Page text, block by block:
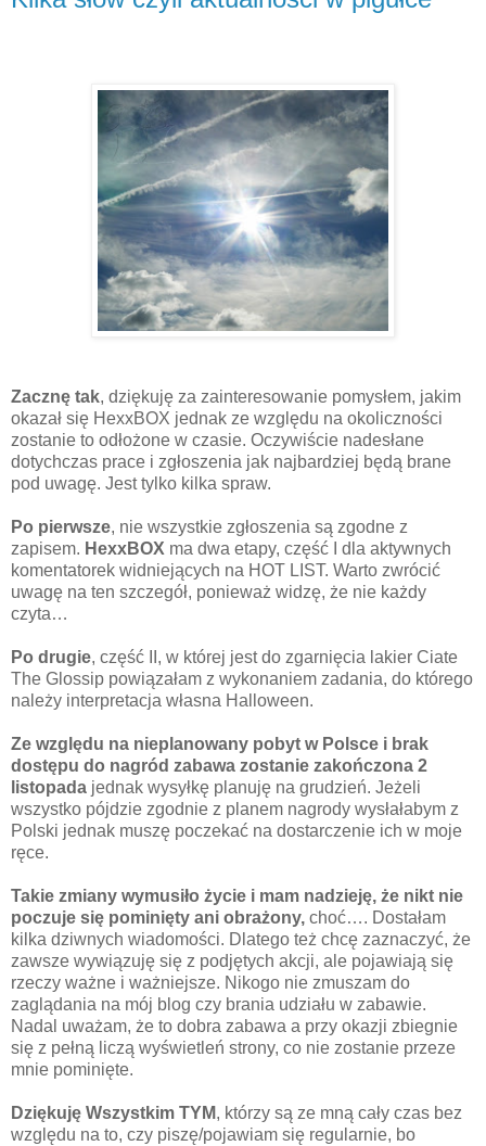
Zacznę tak, dziękuję za zainteresowanie pomysłem, jakim
okazał się HexxBOX jednak ze względu na okoliczności
zostanie to odłożone w czasie. Oczywiście nadesłane
dotychczas prace i zgłoszenia jak najbardziej będą brane
pod uwagę. Jest tylko kilka spraw.
Po pierwsze, nie wszystkie zgłoszenia są zgodne z
zapisem. HexxBOX ma dwa etapy, część I dla aktywnych
komentatorek widniejących na HOT LIST. Warto zwrócić
uwagę na ten szczegół, ponieważ widzę, że nie każdy
czyta…
Po drugie, część II, w której jest do zgarnięcia lakier Ciate
The Glossip powiązałam z wykonaniem zadania, do którego
należy interpretacja własna Halloween.
Ze względu na nieplanowany pobyt w Polsce i brak
dostępu do nagród zabawa zostanie zakończona 2
listopada jednak wysyłkę planuję na grudzień. Jeżeli
wszystko pójdzie zgodnie z planem nagrody wysłałabym z
Polski jednak muszę poczekać na dostarczenie ich w moje
ręce.
Takie zmiany wymusiło życie i mam nadzieję, że nikt nie
poczuje się pominięty ani obrażony, choć…. Dostałam
kilka dziwnych wiadomości. Dlatego też chcę zaznaczyć, że
zawsze wywiązuję się z podjętych akcji, ale pojawiają się
rzeczy ważne i ważniejsze. Nikogo nie zmuszam do
zaglądania na mój blog czy brania udziału w zabawie.
Nadal uważam, że to dobra zabawa a przy okazji zbiegnie
się z pełną liczą wyświetleń strony, co nie zostanie przeze
mnie pominięte.
Dziękuję Wszystkim TYM, którzy są ze mną cały czas bez
względu na to, czy piszę/pojawiam się regularnie, bo